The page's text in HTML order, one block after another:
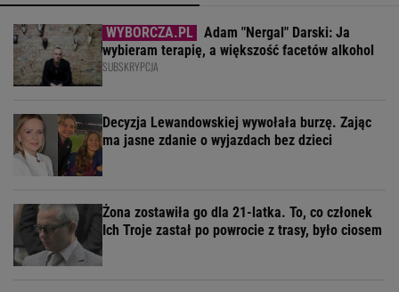
Adam "Nergal" Darski: Ja
wybieram terapię, a większość facetów alkohol
SUBSKRYPCJA
Decyzja Lewandowskiej wywołała burzę. Zając
ma jasne zdanie o wyjazdach bez dzieci
Żona zostawiła go dla 21-latka. To, co członek
Ich Troje zastał po powrocie z trasy, było ciosem